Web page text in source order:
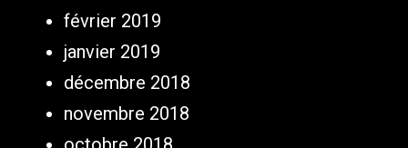
février 2019
janvier 2019
décembre 2018
novembre 2018